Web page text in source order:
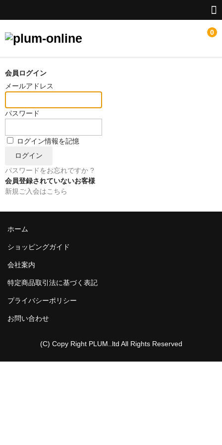
0
HOME
LINEUP
新特撮シーズン3応援
井上正大グッズ
源-minamoto-銀灰の時旅人
華衛士F8ABA6ジサリス
メガゾーン23
NEWS
CONTACT
OFFICIAL
会員ログイン
メールアドレス
パスワード
ログイン情報を記憶
パスワードをお忘れですか ?
会員登録されていないお客様
新規ご入会はこちら
ホーム
ショッピングガイド
会社案内
特定商品取引法に基づく表記
プライバシーポリシー
お問い合わせ
(C) Copy Right PLUM..ltd All Rights Reserved